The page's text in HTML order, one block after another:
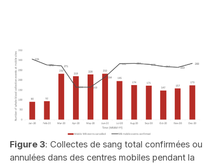
Image
Figure 3: Collectes de sang total confirmées ou
annulées dans des centres mobiles pendant la